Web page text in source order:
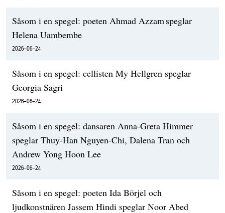
Såsom i en spegel: poeten Ahmad Azzam speglar
Helena Uambembe
2026-06-24
Såsom i en spegel: cellisten My Hellgren speglar
Georgia Sagri
2026-06-24
Såsom i en spegel: dansaren Anna-Greta Himmer
speglar Thuy-Han Nguyen-Chi, Dalena Tran och
Andrew Yong Hoon Lee
2026-06-24
Såsom i en spegel: poeten Ida Börjel och
ljudkonstnären Jassem Hindi speglar Noor Abed